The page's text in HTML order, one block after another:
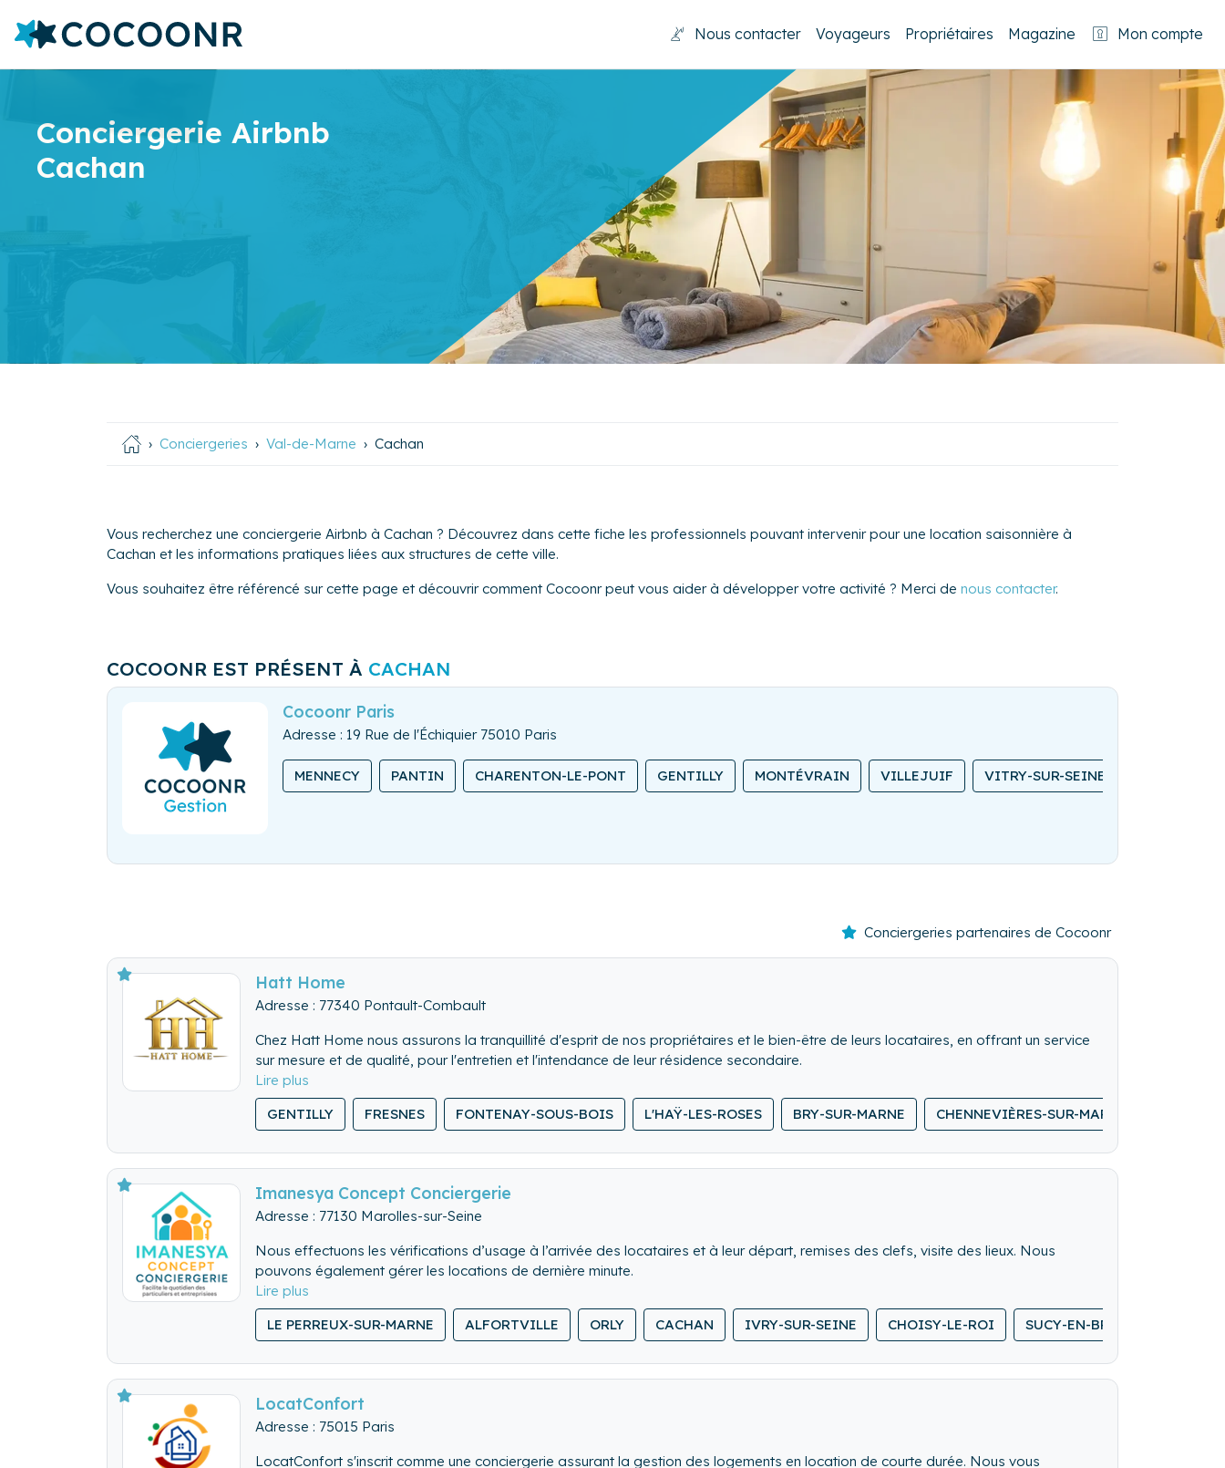
Nous contacter Voyageurs Propriétaires Magazine Mon compte
Conciergerie Airbnb
Cachan
Conciergeries Val-de-Marne Cachan
Vous recherchez une conciergerie Airbnb à Cachan ? Découvrez dans cette fiche les professionnels pouvant intervenir pour une location saisonnière à
Cachan et les informations pratiques liées aux structures de cette ville.
Vous souhaitez être référencé sur cette page et découvrir comment Cocoonr peut vous aider à développer votre activité ? Merci de nous contacter.
COCOONR EST PRÉSENT À CACHAN
Cocoonr Paris
Adresse : 19 Rue de l'Échiquier 75010 Paris
MENNECY PANTIN CHARENTON-LE-PONT GENTILLY MONTÉVRAIN VILLEJUIF VITRY-SUR-SEINE
Conciergeries partenaires de Cocoonr
Hatt Home
Adresse : 77340 Pontault-Combault
Chez Hatt Home nous assurons la tranquillité d'esprit de nos propriétaires et le bien-être de leurs locataires, en offrant un service
sur mesure et de qualité, pour l'entretien et l'intendance de leur résidence secondaire.
GENTILLY FRESNES FONTENAY-SOUS-BOIS L'HAŸ-LES-ROSES BRY-SUR-MARNE CHENNEVIÈRES-SUR-MARNE
Imanesya Concept Conciergerie
Adresse : 77130 Marolles-sur-Seine
Nous effectuons les vérifications d’usage à l’arrivée des locataires et à leur départ, remises des clefs, visite des lieux. Nous
pouvons également gérer les locations de dernière minute.
Nous nettoyons de fond en comble l’ensemble du logement.
Nous lavons, repassons et rangeons le linge de maison.
LE PERREUX-SUR-MARNE ALFORTVILLE ORLY CACHAN IVRY-SUR-SEINE CHOISY-LE-ROI SUCY-EN-BRIE
LocatConfort
Adresse : 75015 Paris
LocatConfort s'inscrit comme une conciergerie assurant la gestion des logements en location de courte durée. Nous vous